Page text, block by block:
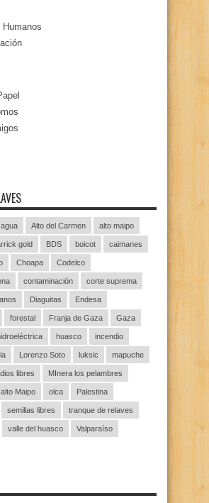
Humanos
agua Alto del Carmen alto maipo
gold BDS boicot caimanes
Choapa Codelco
contaminación corte suprema
Diaguitas Endesa
forestal Franja de Gaza Gaza
huasco incendio
Lorenzo Soto luksic mapuche
libres MInera los pelambres
Maipo olca Palestina
semillas libres tranque de relaves
valle del huasco Valparaíso